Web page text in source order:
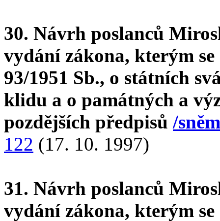
30. Návrh poslanců
vydání zákona, kterým
93/1951 Sb., o státních
klidu a o památných a
pozdějších předpisů /
122 (17. 10. 1997)
31. Návrh poslanců
vydání zákona, kterým